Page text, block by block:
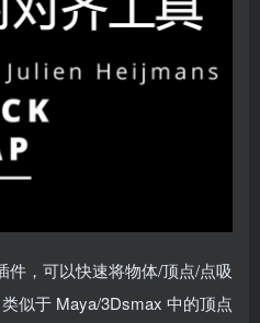
件，可以快速将物体/顶点/点吸
似于 Maya/3Dsmax 中的顶点